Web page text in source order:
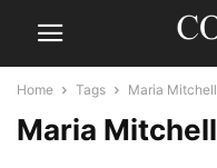
Home Tags Maria Mitchell
Maria Mitchell